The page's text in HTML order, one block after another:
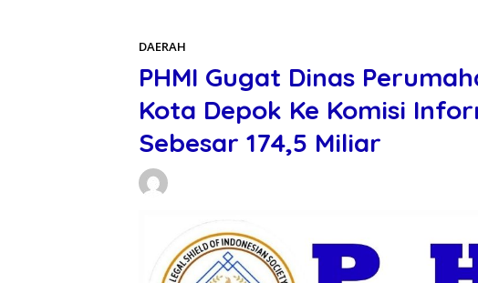
DAERAH
PHMI Gugat Dinas
Kota Depok Ke Komisi
Sebesar 174,5 Miliar